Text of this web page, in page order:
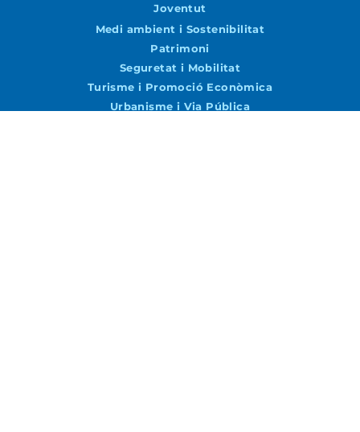
Joventut
Medi ambient i Sostenibilitat
Patrimoni
Seguretat i Mobilitat
Turisme i Promoció Econòmica
Urbanisme i Via Pública